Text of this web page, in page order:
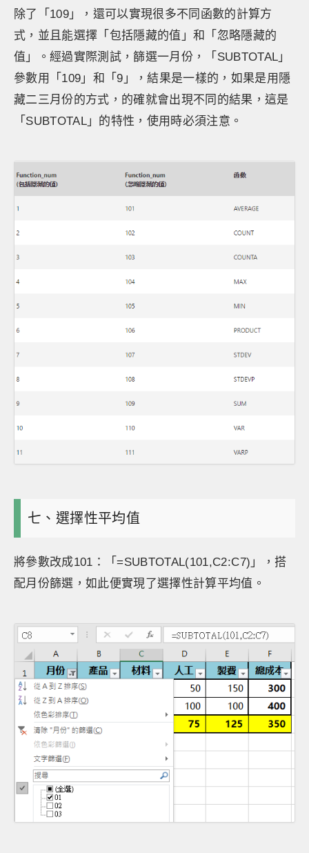
除了「109」，還可以實現很多不同函數的計算方
式，並且能選擇「包括隱藏的值」和「忽略隱藏的
值」。經過實際測試，篩選一月份，「SUBTOTAL」
參數用「109」和「9」，結果是一樣的，如果是用隱
藏二三月份的方式，的確就會出現不同的結果，這是
「SUBTOTAL」的特性，使用時必須注意。
七、選擇性平均值
將參數改成101：「=SUBTOTAL(101,C2:C7)」，搭
配月份篩選，如此便實現了選擇性計算平均值。